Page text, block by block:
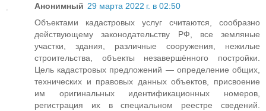
Анонимный 29 марта 2022 г. в 02:50
Объектами кадастровых услуг считаются, сообразно
действующему законодательству РФ, все земляные
участки, здания, различные сооружения, нежилые
строительства, объекты незавершённого постройки.
Цель кадастровых предложений — определение общих,
технических и правовых данных объектов, присвоение
им оригинальных идентификационных номеров,
регистрация их в специальном реестре сведений.